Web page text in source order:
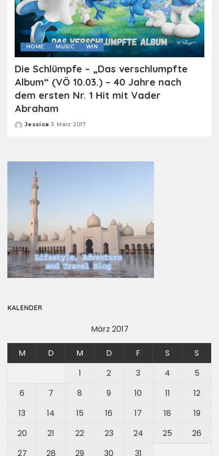
HOME MUSIC WIN
Die Schlümpfe – „Das verschlumpfte
Album“ (VÖ 10.03.) – 40 Jahre nach
dem ersten Nr. 1 Hit mit Vader
Abraham
Posted
Jessica 3. März 2017
KALENDER
März 2017
M D M D F S
S
1
2 3 4
5
6
7 8 9 10 11
12
13
14 15 16 17 18
19
20
21 22 23 24 25
26
27
28 29 30 31